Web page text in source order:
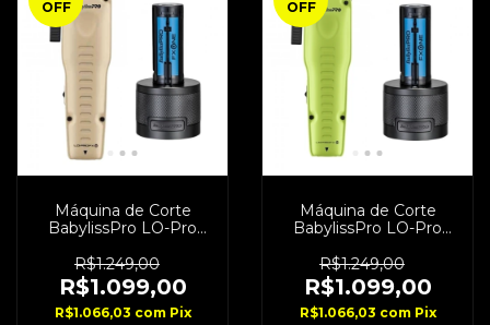
OFF
Máquina de Corte
BabylissPro LO-Pro
R$1.249,00
R$1.099,00
R$1.066,03 com Pix
OFF
Máquina de Corte
BabylissPro LO-Pro
R$1.249,00
R$1.099,00
R$1.066,03 com Pix